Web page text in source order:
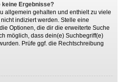
keine Ergebnisse?
allgemein gehalten und enthielt zu viele
indiziert werden. Stelle eine
Optionen, die dir die erweiterte Suche
möglich, dass dein(e) Suchbegriff(e)
Prüfe ggf. die Rechtschreibung